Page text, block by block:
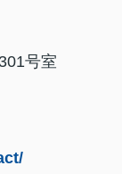
01号室